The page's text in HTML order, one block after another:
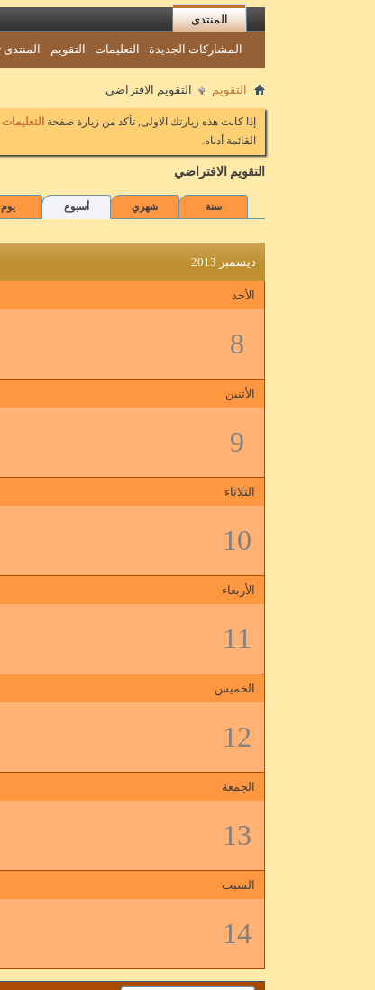
المنتدى
المشاركات الجديدة التعليمات التقويم المنتدى
التقويم التقويم الافتراضي
إذا كانت هذه زيارتك الاولى, تأكد من زيارة صفحة التعليمات
القائمة أدناه.
التقويم الافتراضي
سنة
شهري أسبوع يوم
ديسمبر 2013
الأحد
8
الأثنين
9
الثلاثاء
10
الأربعاء
11
الخميس
12
الجمعة
13
السبت
14